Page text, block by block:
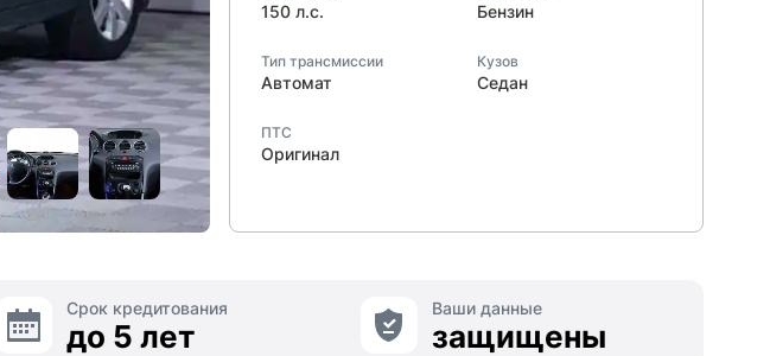
150 л.с. Бензин
Тип трансмиссии
Автомат
Кузов
Седан
ПТС
Оригинал
Срок кредитования
до 5 лет
Ваши данные
защищены